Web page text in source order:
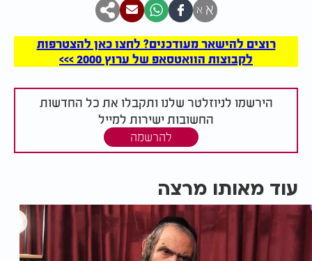
א א
רוצים להישאר מעודכנים? לחצו כאן להצטרפות
לקבוצות הוואטסאפ של ערוץ 2000 >>>
הירשמו לניוזלטר שלנו ותקבלו את כל החדשות
החשובות ישירות למייל
להרשמה
עוד מאותו מרצה